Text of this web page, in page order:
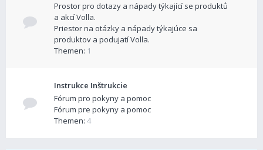
Prostor pro dotazy a nápady týkající se produktů
a akcí Volla.
Priestor na otázky a nápady týkajúce sa
produktov a podujatí Volla.
Themen: 1
Instrukce Inštrukcie
Fórum pro pokyny a pomoc
Fórum pre pokyny a pomoc
Themen: 4